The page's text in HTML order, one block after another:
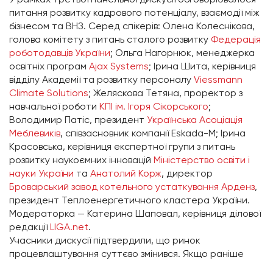
питання розвитку кадрового потенціалу, взаємодії між
бізнесом та ВНЗ. Серед спікерів: Олена Колеснікова,
голова комітету з питань сталого розвитку Федерація
роботодавців України; Ольга Нагорнюк, менеджерка
освітніх програм Ajax Systems; Ірина Шита, керівниця
відділу Академії та розвитку персоналу Viessmann
Climate Solutions; Желяскова Тетяна, проректор з
навчальної роботи КПІ ім. Ігоря Сікорського;
Володимир Патіс, президент Українська Асоціація
Меблевиків, співзасновник компанії Eskada-M; Ірина
Красовська, керівниця експертної групи з питань
розвитку наукоємних інновацій Міністерство освіти і
науки України та Анатолий Корж, директор
Броварський завод котельного устаткування Арденз,
президент Теплоенергетичного кластера України.
Модераторка — Катерина Шаповал, керівниця ділової
редакції LIGA.net.
Учасники дискусії підтвердили, що ринок
працевлаштування суттєво змінився. Якщо раніше